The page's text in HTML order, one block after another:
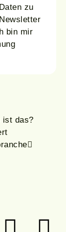
zu
bin mir
ist das?